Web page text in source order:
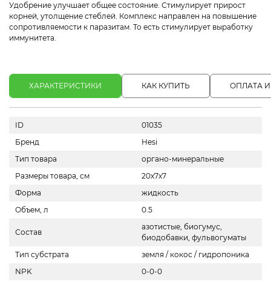
Удобрение улучшает общее состояние. Стимулирует прирост
корней, утолщение стеблей. Комплекс направлен на повышение
сопротивляемости к паразитам. То есть стимулирует выработку
иммунитета.
ХАРАКТЕРИСТИКИ КАК КУПИТЬ ОПЛАТА
ID
01035
Бренд
Hesi
Тип товара
органо-минеральные
Размеры товара, см
20х7х7
Форма
жидкость
Объем, л
0.5
Состав
азотистые, биогумус,
биодобавки, фульвогуматы
Тип субстрата
земля / кокос / гидропоника
NPK
0-0-0